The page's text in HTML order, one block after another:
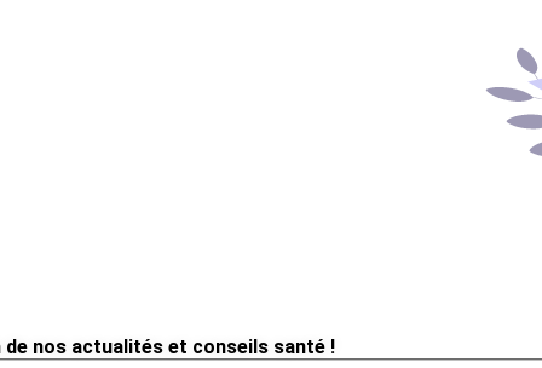
de nos actualités et conseils santé !